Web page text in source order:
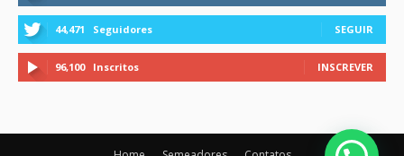
44,471 Seguidores SEGUIR
96,100 Inscritos INSCREVER